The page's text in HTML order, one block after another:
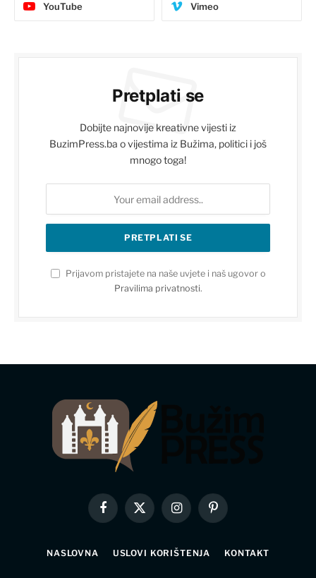
YouTube Vimeo
Pretplati se
Dobijte najnovije kreativne vijesti iz
BuzimPress.ba o vijestima iz Bužima, politici i još
mnogo toga!
Prijavom pristajete na naše uvjete i naš ugovor o
Pravilima privatnosti.
Facebook
X
InstagramPinterest
NASLOVNA USLOVI KORIŠTENJA KONTAKT